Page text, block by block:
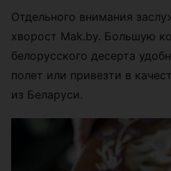
Отдельного внимания
хворост Mak.by. Большую
белорусского десерта
полет или привезти в
из Беларуси.